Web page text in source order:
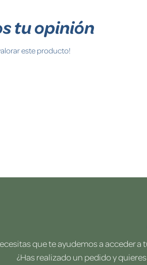
tu opinión
este producto!
que te ayudemos a acceder
¿Has realizado un pedido y